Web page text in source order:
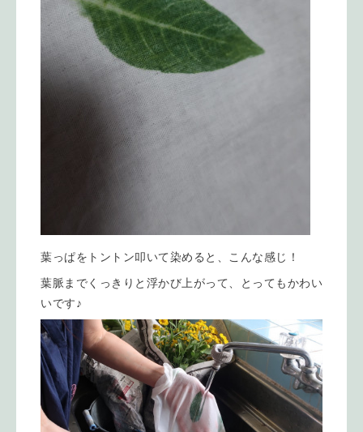
葉っぱをトントン叩いて染めると、こんな感じ！
葉脈までくっきりと浮かび上がって、とってもかわい
いです♪